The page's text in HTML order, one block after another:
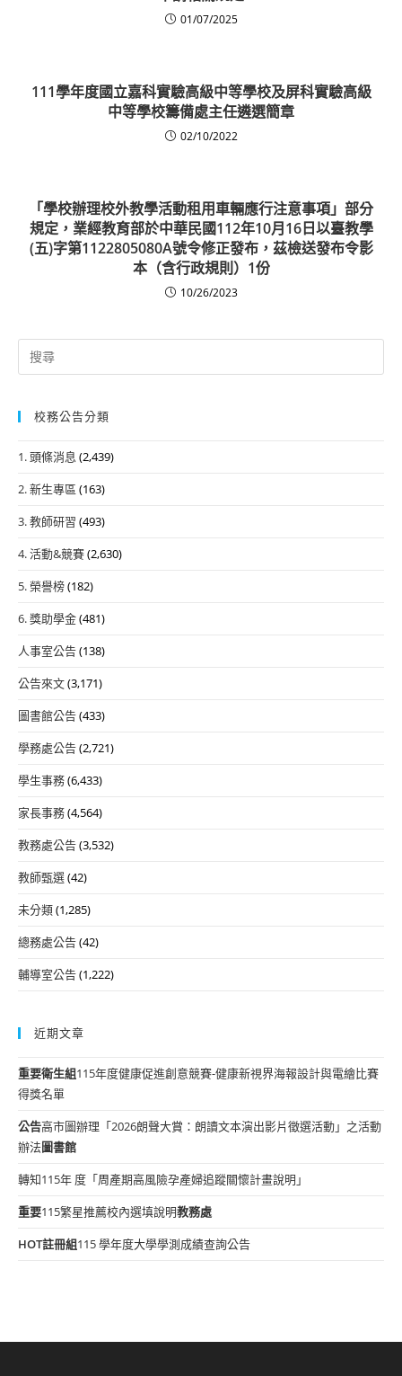
01/07/2025
111學年度國立嘉科實驗高級中等學校及屏科實驗高級
中等學校籌備處主任遴選簡章
02/10/2022
「學校辦理校外教學活動租用車輛應行注意事項」部分
規定，業經教育部於中華民國112年10月16日以臺教學
(五)字第1122805080A號令修正發布，茲檢送發布令影
本（含行政規則）1份
10/26/2023
Search
for:
校務公告分類
1. 頭條消息 (2,439)
2. 新生專區 (163)
3. 教師研習 (493)
4. 活動&競賽(2,630)
5. 榮譽榜(182)
6. 獎助學金(481)
人事室公告(138)
公告來文(3,171)
圖書館公告(433)
學務處公告(2,721)
學生事務(6,433)
家長事務(4,564)
教務處公告(3,532)
教師甄選(42)
未分類(1,285)
總務處公告(42)
輔導室公告(1,222)
近期文章
重要衛生組115年度健康促進創意競賽-健康新視界海報設計與電繪比賽
得獎名單
公告高市圖辦理「2026朗聲大賞：朗讀文本演出影片徵選活動」之活動
辦法圖書館
轉知115年 度「周產期高風險孕產婦追蹤關懷計畫說明」
重要115繁星推薦校內選填說明教務處
HOT註冊組115 學年度大學學測成績查詢公告